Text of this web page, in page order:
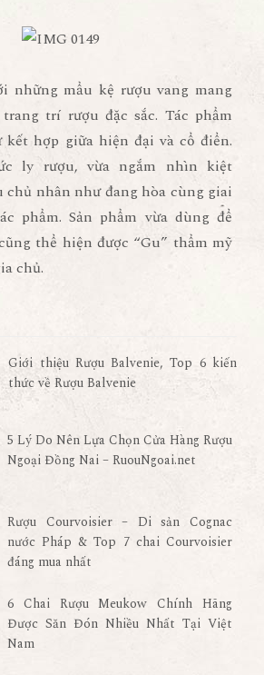
những mẩu kệ rượu vang mang
trí rượu đặc sắc. Tác phẩm
hợp giữa hiện đại và cổ điển.
ly rượu, vừa ngắm nhìn kiệt
chủ nhân như đang hòa cùng giai
phẩm. Sản phẩm vừa dùng để
thể hiện được “Gu” thẩm mỹ
chủ.
Giới thiệu Rượu Balvenie, Top 6 kiến
thức về Rượu Balvenie
5 Lý Do Nên Lựa Chọn Cửa Hàng Rượu
Ngoại Đồng Nai – RuouNgoai.net
Rượu Courvoisier – Di sản Cognac
nước Pháp & Top 7 chai Courvoisier
đáng mua nhất
6 Chai Rượu Meukow Chính Hãng
Được Săn Đón Nhiều Nhất Tại Việt
Nam